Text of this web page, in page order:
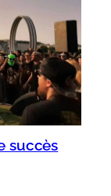
succès